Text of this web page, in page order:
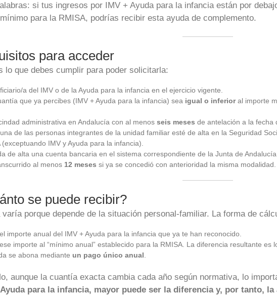
si tus ingresos por IMV + Ayuda para la infancia están por
para la RMISA, podrías recibir esta ayuda de complemento.
para acceder
lo que debes cumplir para poder solicitarla:
a del IMV o de la Ayuda para la infancia en el ejercicio vigente.
que ya percibes (IMV + Ayuda para la infancia) sea igual o inferioral importe
administrativa en Andalucía con al menos seis meses de antelación a la fecha
de las personas integrantes de la unidad familiar esté de alta en la Seguridad
(exceptuando IMV y Ayuda para la infancia).
de alta una cuenta bancaria en el sistema correspondiente de la Junta de Andalucía.
al menos 12 meses si ya se concedió con anterioridad la misma modalidad.
se puede recibir?
varía porque depende de la situación personal-familiar. La forma de
importe anual del IMV + Ayuda para la infancia que ya te han reconocido.
importe al “mínimo anual” establecido para la RMISA. La diferencia resultante es
se abona mediante un pago único anual
aunque la cuantía exacta cambia cada año según normativa, lo
para la infancia, mayor puede ser la diferencia y, por tanto,